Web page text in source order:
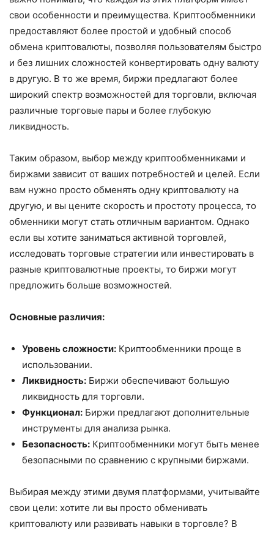
свои особенности и преимущества. Криптообменники
предоставляют более простой и удобный способ
обмена криптовалюты, позволяя пользователям быстро
и без лишних сложностей конвертировать одну валюту
в другую. В то же время, биржи предлагают более
широкий спектр возможностей для торговли, включая
различные торговые пары и более глубокую
ликвидность.
Таким образом, выбор между криптообменниками и
биржами зависит от ваших потребностей и целей. Если
вам нужно просто обменять одну криптовалюту на
другую, и вы цените скорость и простоту процесса, то
обменники могут стать отличным вариантом. Однако
если вы хотите заниматься активной торговлей,
исследовать торговые стратегии или инвестировать в
разные криптовалютные проекты, то биржи могут
предложить больше возможностей.
Основные различия:
Уровень сложности: Криптообменники проще в
использовании.
Ликвидность: Биржи обеспечивают большую
ликвидность для торговли.
Функционал: Биржи предлагают дополнительные
инструменты для анализа рынка.
Безопасность: Криптообменники могут быть менее
безопасными по сравнению с крупными биржами.
Выбирая между этими двумя платформами, учитывайте
свои цели: хотите ли вы просто обменивать
криптовалюту или развивать навыки в торговле? В